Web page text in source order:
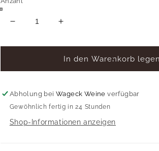
Verringere
Menge
TERTIÄR
Erhöhe
Menge
für
TERTIÄR
In den Warenkorb legen
Abholung bei Wageck Weine verfügbar
Gewöhnlich fertig in 24 Stunden
Shop-Informationen anzeigen